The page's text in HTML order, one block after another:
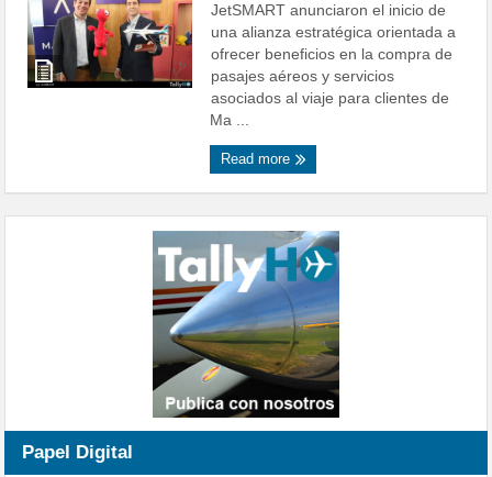
JetSMART anunciaron el inicio de
una alianza estratégica orientada a
ofrecer beneficios en la compra de
pasajes aéreos y servicios
asociados al viaje para clientes de
Ma ...
Read more
Papel Digital